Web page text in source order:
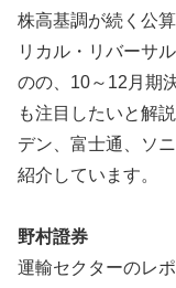
株高基調が続く公
リカル・リバーサ
のの、10～12月期
も注目したいと解
デン、富士通、ソ
紹介しています。
野村證券
運輸セクターのレ